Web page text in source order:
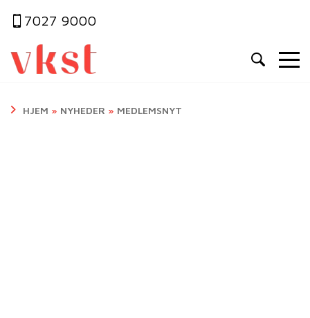
7027 9000
HJEM » NYHEDER » MEDLEMSNYT